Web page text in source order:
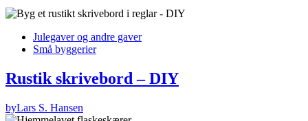
Julegaver og andre gaver
Små byggerier
Rustik skrivebord – DIY
byLars S. Hansen